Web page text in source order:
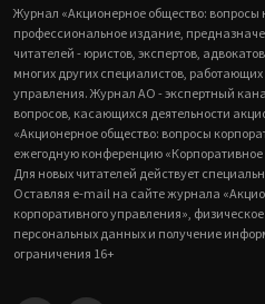
Журнал «Акционерное общество: вопросы
профессиональное издание,
читателей - юристов, экспертов,
многих других специалистов,
управления. Журнал АО - экспертный
вопросов, касающихся деятельности
«Акционерное общество: вопросы
ежегодную конференцию
Для новых читателей действует
Оставляя e-mail на сайте журнала
корпоративного управления»,
персональных данных и получение
ограничения 16+